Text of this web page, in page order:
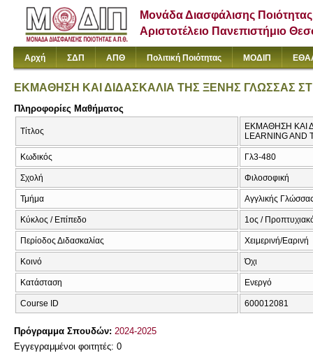
Μονάδα Διασφάλισης Ποιότητας
Αριστοτέλειο Πανεπιστήμιο
Αρχή ΣΔΠ ΑΠΘ Πολιτική Ποιότητας ΜΟΔΙΠ
ΕΚΜΑΘΗΣΗ ΚΑΙ ΔΙΔΑΣΚΑΛΙΑ ΤΗΣ ΞΕΝΗΣ ΓΛΩΣΣΑΣ
Πληροφορίες Μαθήματος
Τίτλος
ΕΚΜΑΘΗΣΗ ΚΑΙ
LEARNING AND
Κωδικός Γλ3-480
Σχολή Φιλοσοφική
Τμήμα Αγγλικής
Κύκλος / Επίπεδο 1ος /
Περίοδος Διδασκαλίας Χειμερινή/Εαρινή
Κοινό Όχι
Κατάσταση Ενεργό
Course ID 600012081
Πρόγραμμα Σπουδών: 2024-2025
Εγγεγραμμένοι φοιτητές: 0